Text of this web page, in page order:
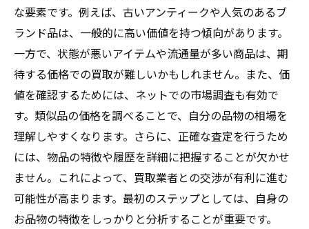
な要素です。例えば、古いアンティークや人気のあるブ
ランド品は、一般的に高い価値を持つ傾向があります。
一方で、状態が悪いアイテムや流通量が多い商品は、期
待する価格での買取が難しいかもしれません。また、価
値を確認するためには、ネットでの市場調査も有効で
す。類似品の価格を調べることで、自分の品物の相場を
理解しやすくなります。さらに、正確な査定を行うため
には、物品の特徴や履歴を詳細に把握することが欠かせ
ません。これによって、買取業者との交渉が有利に進む
可能性が高まります。最初のステップとしては、自身の
お品物の特徴をしっかりと分析することが重要です。